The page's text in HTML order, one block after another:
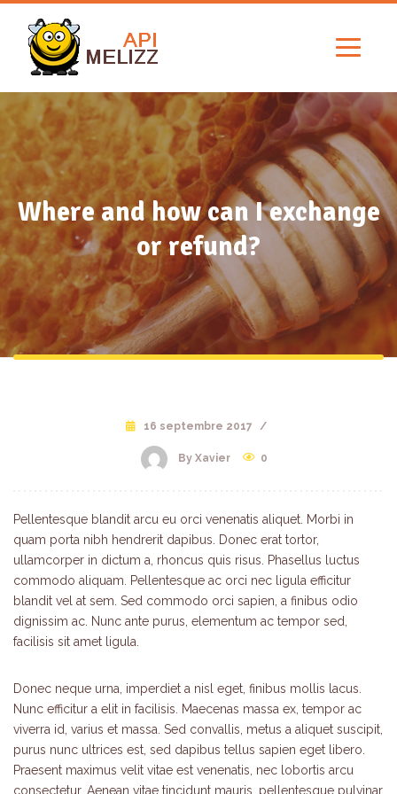
Where and how can I exchange
or refund?
16 septembre 2017 /
By Xavier 0
Pellentesque blandit arcu eu orci venenatis aliquet. Morbi in
quam porta nibh hendrerit dapibus. Donec erat tortor,
ullamcorper in dictum a, rhoncus quis risus. Phasellus luctus
commodo aliquam. Pellentesque ac orci nec ligula efficitur
blandit vel at sem. Sed commodo orci sapien, a finibus odio
dignissim ac. Nunc ante purus, elementum ac tempor sed,
facilisis sit amet ligula.
Donec neque urna, imperdiet a nisl eget, finibus mollis lacus.
Nunc efficitur a elit in facilisis. Maecenas massa ex, tempor ac
viverra id, varius et massa. Sed convallis, metus a aliquet suscipit,
purus nunc ultrices est, sed dapibus tellus sapien eget libero.
Praesent maximus velit vitae est venenatis, nec lobortis arcu
consectetur. Aenean vitae tincidunt mauris, pellentesque pulvinar